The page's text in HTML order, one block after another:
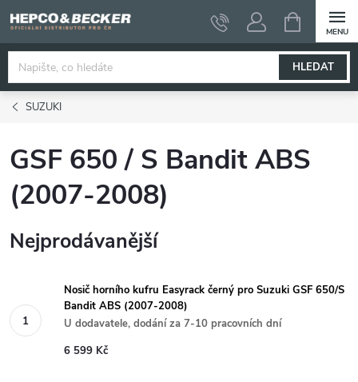
na
obsah
HLEDAT
NÁKUPNÍ
KOŠÍK
SUZUKI
GSF 650 / S Bandit ABS
(2007-2008)
Nejprodávanější
Nosič horního kufru Easyrack černý pro Suzuki GSF 650/S
Bandit ABS (2007-2008)
U dodavatele, dodání za 7-10 pracovních dní
6 599 Kč